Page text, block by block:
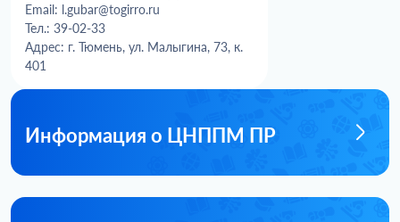
Email: l.gubar@togirro.ru
Тел.: 39-02-33
Адрес: г. Тюмень, ул. Малыгина, 73, к.
401
Информация о ЦНППМ ПР